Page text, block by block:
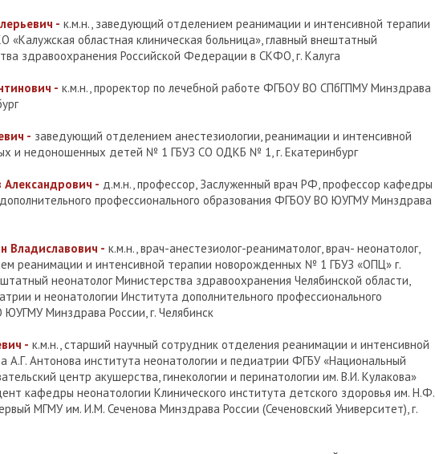
- к.м.н., заведующий отделением реанимации и интенсивной терапии
«Калужская областная клиническая больница», главный внештатный
здравоохранения Российской Федерации в СКФО, г. Калуга
- к.м.н., проректор по лечебной работе ФГБОУ ВО СПбГПМУ Минздрава
- заведующий отделением анестезиологии, реанимации и интенсивной
и недоношенных детей № 1 ГБУЗ СО ОДКБ № 1, г. Екатеринбург
Александрович - д.м.н., профессор, Заслуженный врач РФ, профессор кафедры
профессионального образования ФГБОУ ВО ЮУГМУ Минздрава
Владиславович - к.м.н., врач-анестезиолог-реаниматолог, врач- неонатолог,
реанимации и интенсивной терапии новорожденных № 1 ГБУЗ «ОПЦ» г.
неонатолог Министерства здравоохранения Челябинской области,
и неонатологии Института дополнительного профессионального
Минздрава России, г. Челябинск
- к.м.н., старший научный сотрудник отделения реанимации и интенсивной
А.Г. Антонова института неонатологии и педиатрии ФГБУ «Национальный
центр акушерства, гинекологии и перинатологии им. В.И. Кулакова»
кафедры неонатологии Клинического института детского здоровья им. Н.Ф.
МГМУ им. И.М. Сеченова Минздрава России (Сеченовский Университет), г.